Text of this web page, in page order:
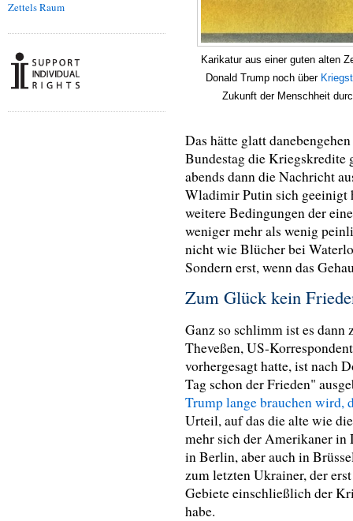
Zettels Raum
Karikatur aus einer guten alten
Donald Trump noch über
Zukunft der Menschheit
Das hätte glatt
Bundestag die Kriegskredite
abends dann die Nachricht
Wladimir Putin sich geeinigt
weitere Bedingungen der
weniger mehr als wenig
nicht wie Blücher bei
Sondern erst, wenn das
Zum Glück kein
Ganz so schlimm ist es
Theveßen, US-
vorhergesagt hatte, ist nach
Tag schon der Frieden"
Trump lange brauchen wird,
Urteil, auf das die alte wie
mehr sich der Amerikaner in
in Berlin, aber auch in
zum letzten Ukrainer, der
Gebiete einschließlich der
habe.